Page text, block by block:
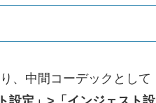
、中間コーデックとして